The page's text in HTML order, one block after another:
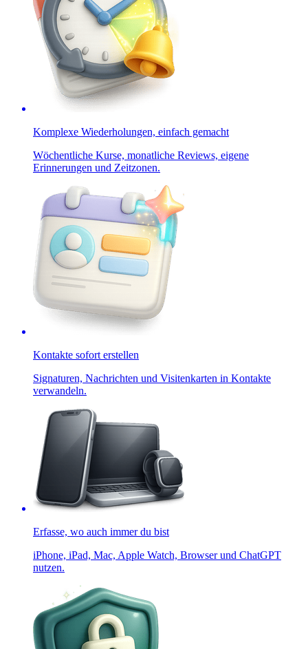
Komplexe Wiederholungen, einfach gemacht
Wöchentliche Kurse, monatliche Reviews, eigene
Erinnerungen und Zeitzonen.
Kontakte sofort erstellen
Signaturen, Nachrichten und Visitenkarten in Kontakte
verwandeln.
Erfasse, wo auch immer du bist
iPhone, iPad, Mac, Apple Watch, Browser und ChatGPT
nutzen.